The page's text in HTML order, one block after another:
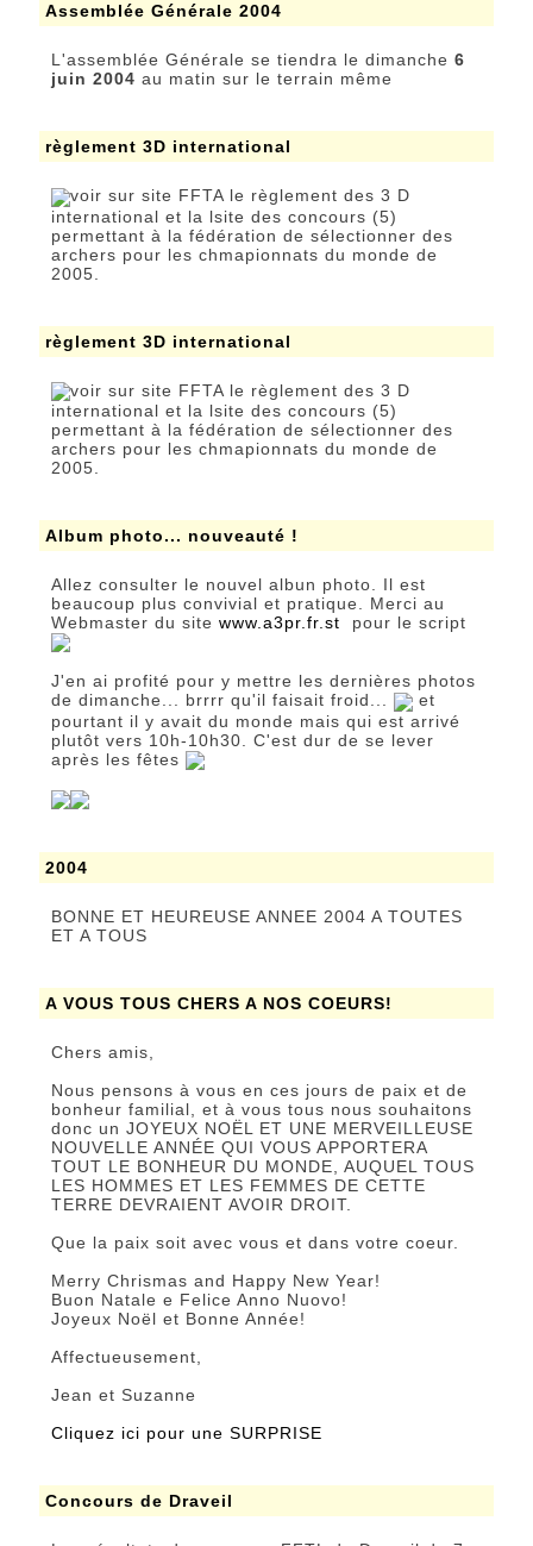
Assemblée Générale 2004
L'assemblée Générale se tiendra le dimanche 6
juin 2004 au matin sur le terrain même
règlement 3D international
voir sur site FFTA le règlement des 3 D
international et la lsite des concours (5)
permettant à la fédération de sélectionner des
archers pour les chmapionnats du monde de
2005.
règlement 3D international
voir sur site FFTA le règlement des 3 D
international et la lsite des concours (5)
permettant à la fédération de sélectionner des
archers pour les chmapionnats du monde de
2005.
Album photo... nouveauté !
Allez consulter le nouvel albun photo. Il est
beaucoup plus convivial et pratique. Merci au
Webmaster du site www.a3pr.fr.st pour le script
J'en ai profité pour y mettre les dernières photos
de dimanche... brrrr qu'il faisait froid...
et
pourtant il y avait du monde mais qui est arrivé
plutôt vers 10h-10h30. C'est dur de se lever
après les fêtes
2004
BONNE ET HEUREUSE ANNEE 2004 A TOUTES
ET A TOUS
A VOUS TOUS CHERS A NOS COEURS!
Chers amis,
Nous pensons à vous en ces jours de paix et de
bonheur familial, et à vous tous nous souhaitons
donc un JOYEUX NOËL ET UNE MERVEILLEUSE
NOUVELLE ANNÉE QUI VOUS APPORTERA
TOUT LE BONHEUR DU MONDE, AUQUEL TOUS
LES HOMMES ET LES FEMMES DE CETTE
TERRE DEVRAIENT AVOIR DROIT.
Que la paix soit avec vous et dans votre coeur.
Merry Chrismas and Happy New Year!
Buon Natale e Felice Anno Nuovo!
Joyeux Noël et Bonne Année!
Affectueusement,
Jean et Suzanne
Cliquez ici pour une SURPRISE
Concours de Draveil